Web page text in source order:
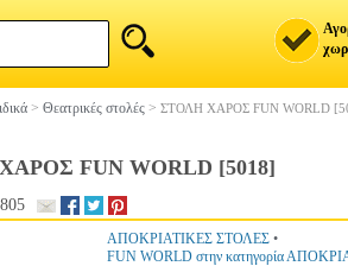
> Θεατρικές στολές > ΣΤΟΛΗ ΧΑΡΟΣ FUN WORLD
FUN WORLD [5018]
ΑΠΟΚΡΙΑΤΙΚΕΣ ΣΤΟΛΕΣ •
FUN WORLD στην κατηγορία